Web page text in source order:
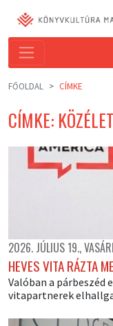
FŐOLDAL CÍMKE
CÍMKE: KÖZÉLET
2026. JÚLIUS 19.,
HEVES VITA RÁZTA
Valóban a párbeszéd
vitapartnerek